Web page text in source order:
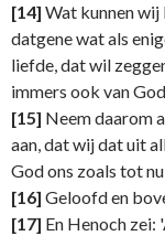
[14] Wat kunnen wij
datgene wat als
liefde, dat wil
immers ook van
[15] Neem daarom
aan, dat wij dat uit
God ons zoals tot
[16] Geloofd en
[17] En Henoch zei: